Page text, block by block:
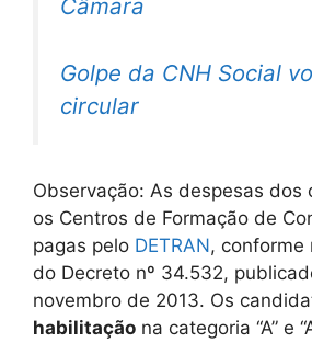
Câmara
Golpe da CNH Social
circular
Observação: As despesas dos
os Centros de Formação de
pagas pelo DETRAN, conforme
do Decreto nº 34.532,
novembro de 2013. Os
habilitação na categoria “A” e